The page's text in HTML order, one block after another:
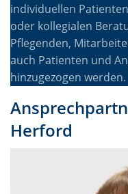
individuellen
oder kollegialen
Pflegenden,
auch Patienten und
hinzugezogen werden.
Herford